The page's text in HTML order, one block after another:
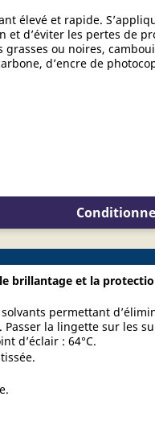
élevé et rapide.
et d’éviter les pertes de
ou noires,
d’encre de
brillantage et la
permettant
la lingette sur les
d’éclair : 64°C.